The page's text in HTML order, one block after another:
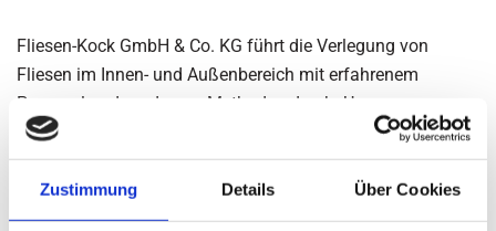
Zustimmung Details Über Cookies
Fliesen-Kock GmbH & Co. KG führt die Verlegung von
Fliesen im Innen- und Außenbereich mit erfahrenem
Personal und modernen Methoden durch. Unser
Verlegeservice bringt Wand- und Bodenfliesen in Flur, Bad,
Küche und Wohnbereich an. Profitieren Sie von einer
umfassenden Auswahl an Fliesen und Platten in
hervorragender Material- und Verarbeitungsqualität. Wir